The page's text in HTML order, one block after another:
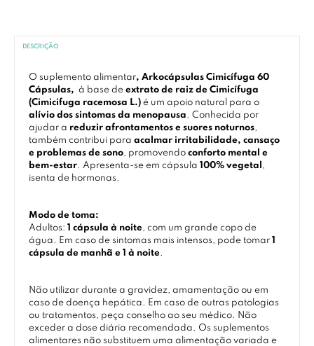
DESCRIÇÃO
O suplemento alimentar, Arkocápsulas Cimicífuga 60
Cápsulas,
à base de extrato de raiz de Cimicífuga
(Cimicifuga racemosa L.) é um apoio natural para o
alívio dos sintomas da menopausa. Conhecida por
ajudar a reduzir afrontamentos e suores noturnos,
também contribui para acalmar irritabilidade, cansaço
e problemas de sono, promovendo conforto mental e
bem-estar. Apresenta-se em cápsula 100% vegetal ,
isenta de hormonas.
Modo de toma:
Adultos: 1 cápsula à noite, com um grande copo de
água. Em caso de sintomas mais intensos, pode tomar 1
cápsula de manhã e 1 à noite.
Não utilizar durante a gravidez, amamentação ou em
caso de doença hepática. Em caso de outras patologias
ou tratamentos, peça conselho ao seu médico. Não
exceder a dose diária recomendada. Os suplementos
alimentares não substituem uma alimentação variada e